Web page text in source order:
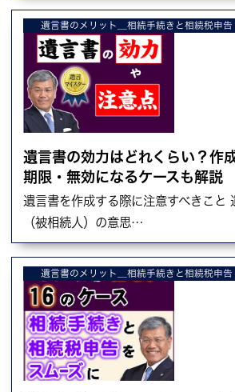
遺言書のメリット＿相続手続きと相続税申告
遺言書の効力はどれくらい？作
期限・無効になるケースも解説
遺言書を作成する際に注意すべきこと
（被相続人）の意思…
遺言書のメリット＿相続手続きと相続税申告